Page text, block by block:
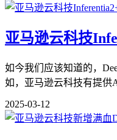
亚马逊云科技
如今我们应该知道的，
如，亚马逊云科技有提供
2025-03-12